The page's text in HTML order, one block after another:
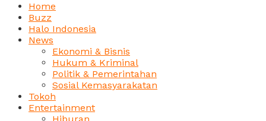
Home
Buzz
Halo Indonesia
News
Ekonomi & Bisnis
Hukum & Kriminal
Politik & Pemerintahan
Sosial Kemasyarakatan
Tokoh
Entertainment